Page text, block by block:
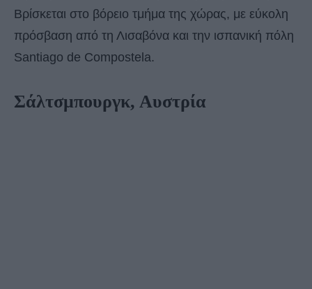
Βρίσκεται στο βόρειο τμήμα της χώρας, με εύκολη
πρόσβαση από τη Λισαβόνα και την ισπανική πόλη
Santiago de Compostela.
Σάλτσμπουργκ, Αυστρία